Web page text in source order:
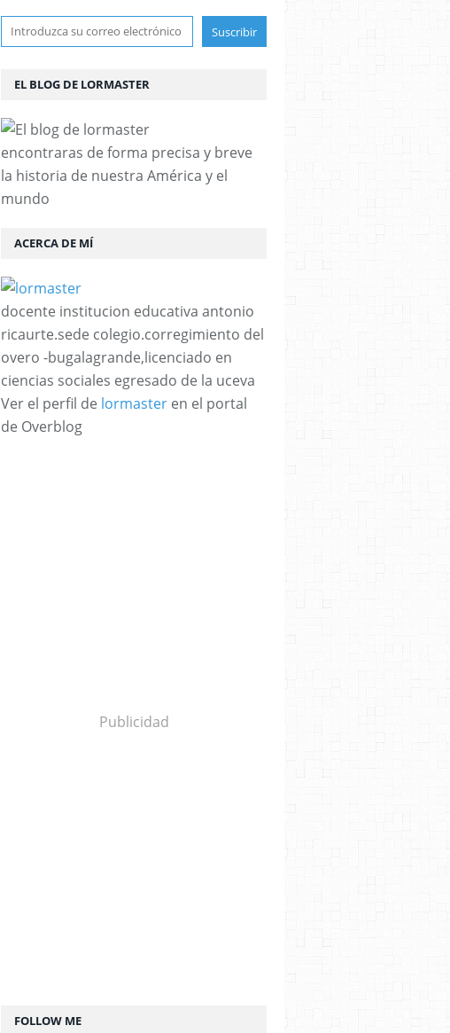
FOLLOW ME
EL BLOG DE LORMASTER
encontraras de forma precisa y breve
la historia de nuestra América y el
mundo
ACERCA DE MÍ
docente institucion educativa antonio
ricaurte.sede colegio.corregimiento del
overo -bugalagrande,licenciado en
ciencias sociales egresado de la uceva
Ver el perfil de lormaster en el portal
de Overblog
Publicidad